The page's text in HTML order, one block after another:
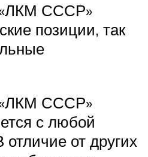
СССР»
позиции, так
СССР»
с любой
от других